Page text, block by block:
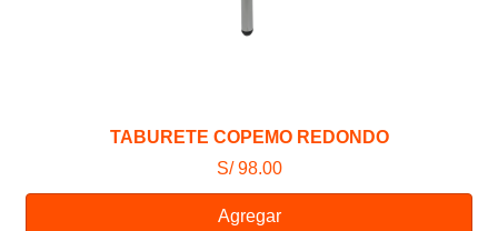
TABURETE COPEMO REDONDO
S/ 98.00
Agregar